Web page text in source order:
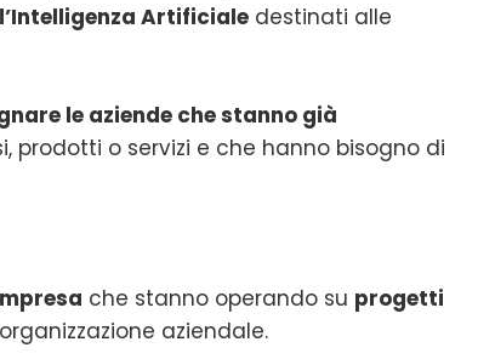
Artificiale destinati alle
le aziende che stanno già
prodotti o servizi e che hanno bisogno di
che stanno operando su progetti
aziendale.